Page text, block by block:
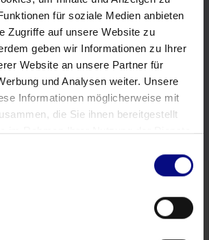
für soziale Medien anbieten
Zugriffe auf unsere Website zu
geben wir Informationen zu Ihrer
Website an unsere Partner für
und Analysen weiter. Unsere
Informationen möglicherweise mit
die Sie ihnen bereitgestellt
im Rahmen Ihrer Nutzung der Dienste
per ricevere aggiornamenti
a funzionalità in versione
approfondite per massimizzare la
Registrati ora
tuo massimo